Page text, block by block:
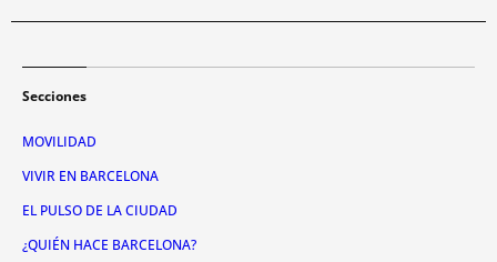
Secciones
MOVILIDAD
VIVIR EN BARCELONA
EL PULSO DE LA CIUDAD
¿QUIÉN HACE BARCELONA?